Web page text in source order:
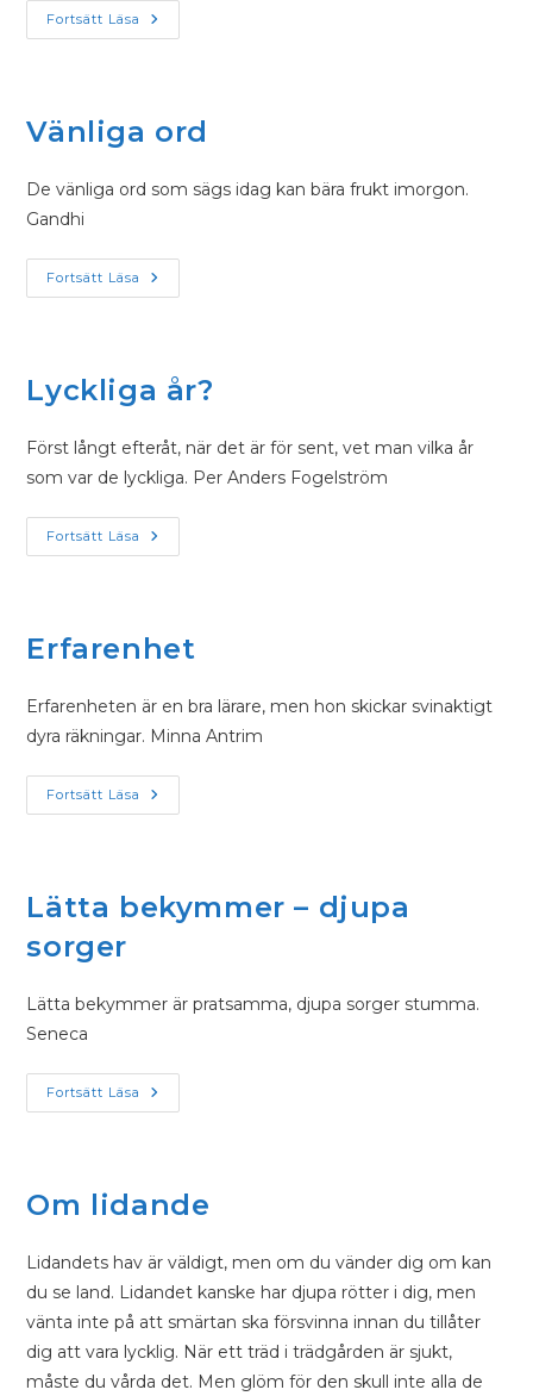
Fortsätt Läsa
Vänliga ord
De vänliga ord som sägs idag kan bära frukt imorgon.
Gandhi
Fortsätt Läsa
Lyckliga år?
Först långt efteråt, när det är för sent, vet man vilka år
som var de lyckliga. Per Anders Fogelström
Fortsätt Läsa
Erfarenhet
Erfarenheten är en bra lärare, men hon skickar svinaktigt
dyra räkningar. Minna Antrim
Fortsätt Läsa
Lätta bekymmer – djupa
sorger
Lätta bekymmer är pratsamma, djupa sorger stumma.
Seneca
Fortsätt Läsa
Om lidande
Lidandets hav är väldigt, men om du vänder dig om kan
du se land. Lidandet kanske har djupa rötter i dig, men
vänta inte på att smärtan ska försvinna innan du tillåter
dig att vara lycklig. När ett träd i trädgården är sjukt,
måste du vårda det. Men glöm för den skull inte alla de